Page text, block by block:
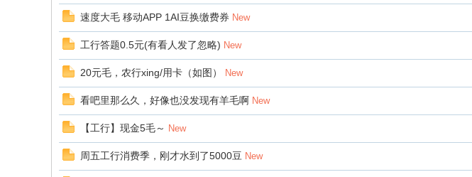
速度大毛 移动APP 1AI豆换缴费券 New
工行答题0.5元(有看人发了忽略) New
20元毛，农行xing/用卡（如图） New
看吧里那么久，好像也没发现有羊毛啊 New
【工行】现金5毛～ New
周五工行消费季，刚才水到了5000豆 New